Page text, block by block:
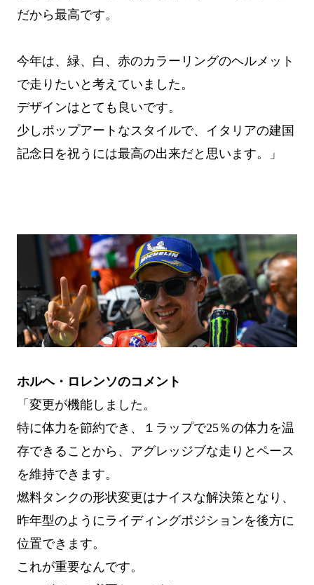
だから最高です。
今年は、緑、白、赤のカラーリングのヘルメット
で走りたいと考えていました。
デザインはとても良いです。
少しポップアートなスタイルで、イタリアの建国
記念日を祝うには最高の出来だと思います。」
ホルヘ・ロレンソのコメント
「変更が機能しました。
特に体力を節約でき、１ラップで25％の体力を温
存できることから、アグレッジブな走りとペース
を維持できます。
燃料タンクの形状変更はナイスな解決策となり、
昨年型のようにライディングポジションを後方に
位置できます。
これが重要なんです。